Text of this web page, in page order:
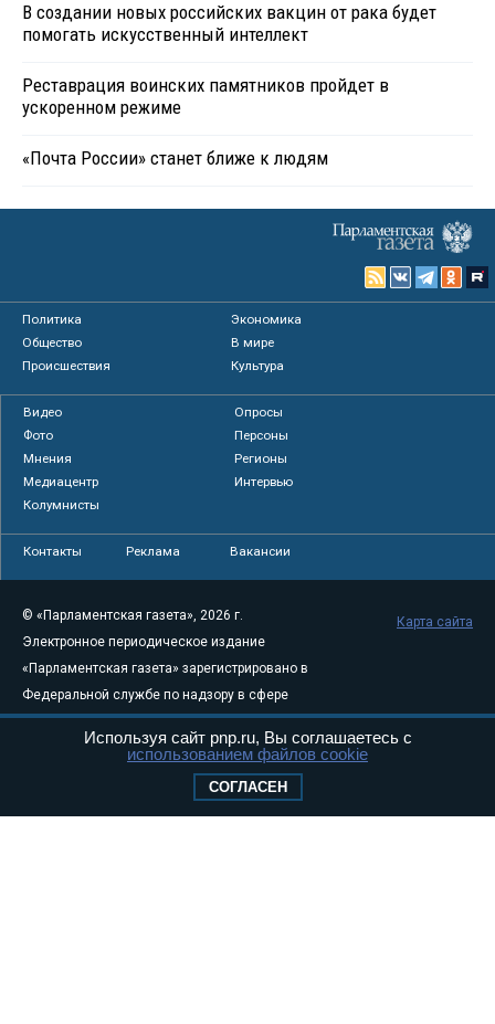
В создании новых российских вакцин от рака будет
помогать искусственный интеллект
Реставрация воинских памятников пройдет в
ускоренном режиме
«Почта России» станет ближе к людям
Политика
Экономика
Общество
В мире
Происшествия
Культура
Видео
Опросы
Фото
Персоны
Мнения
Регионы
Медиацентр
Интервью
Колумнисты
Контакты Реклама Вакансии
© «Парламентская газета», 2026 г.
Электронное периодическое издание
«Парламентская газета» зарегистрировано в
Федеральной службе по надзору в сфере
связи, информационных технологий и
массовых коммуникаций (Роскомнадзор) 05
Свидетельство о регистрации Эл № ФС77-
Карта сайта
Используя сайт pnp.ru, Вы соглашаетесь с
использованием файлов cookie
СОГЛАСЕН